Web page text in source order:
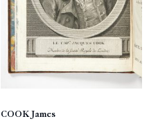
COOK James